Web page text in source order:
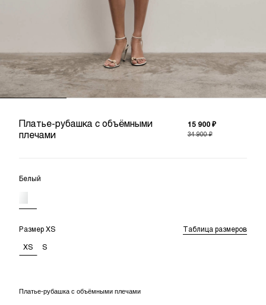
Платье-рубашка с объёмными
плечами
15 900 ₽
34 900 ₽
Платье-рубашка с объёмными плечами
Белый
Размер XS Таблица размеров
XS S